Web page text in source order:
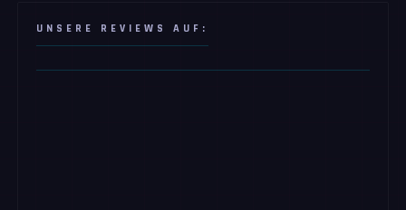
UNSERE REVIEWS AUF: